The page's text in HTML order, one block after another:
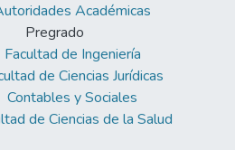
Académicas
Pregrado
Facultad de Ingeniería
de Ciencias Jurídicas
Contables y Sociales
de Ciencias de la Salud